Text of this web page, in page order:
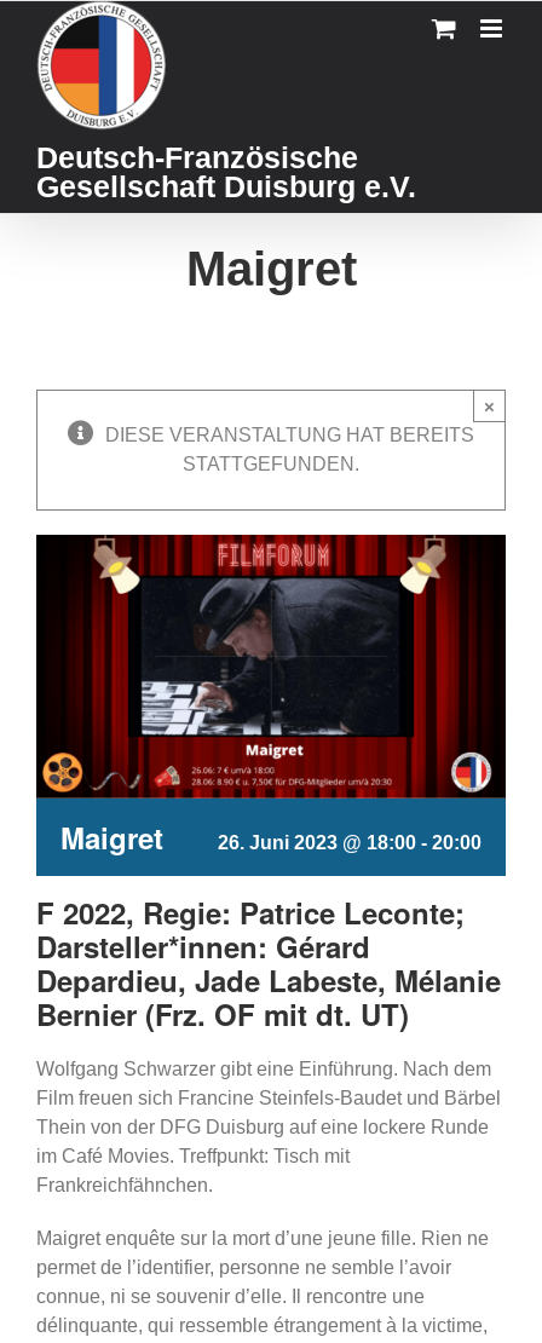
content
Deutsch-Französische
Gesellschaft Duisburg e.V.
Maigret
DIESE VERANSTALTUNG HAT BEREITS
STATTGEFUNDEN.
×
Maigret 26. Juni 2023 @ 18:00 - 20:00
F 2022, Regie: Patrice Leconte;
Darsteller*innen: Gérard
Depardieu, Jade Labeste, Mélanie
Bernier (Frz. OF mit dt. UT)
Wolfgang Schwarzer gibt eine Einführung. Nach dem
Film freuen sich Francine Steinfels-Baudet und Bärbel
Thein von der DFG Duisburg auf eine lockere Runde
im Café Movies. Treffpunkt: Tisch mit
Frankreichfähnchen.
Maigret enquête sur la mort d’une jeune fille. Rien ne
permet de l’identifier, personne ne semble l’avoir
connue, ni se souvenir d’elle. Il rencontre une
délinquante, qui ressemble étrangement à la victime,